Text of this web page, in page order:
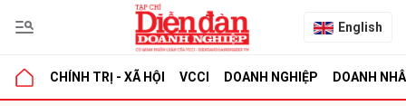
English
CHÍNH TRỊ - XÃ HỘI VCCI DOANH NGHIỆP DOANH
luận